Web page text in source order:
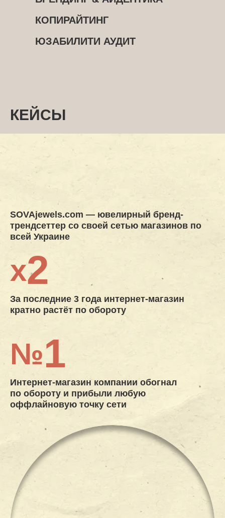
КОПИРАЙТИНГ
ЮЗАБИЛИТИ АУДИТ
КЕЙСЫ
SOVAjewels.com — ювелирный бренд-
трендсеттер со своей сетью магазинов по
всей Украине
х2
За последние 3 года интернет-магазин
кратно растёт по обороту
№1
Интернет-магазин компании обогнал
по обороту и прибыли любую
оффлайновую точку сети